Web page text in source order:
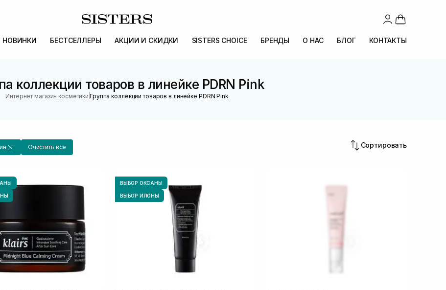
НОВИНКИ БЕСТСЕЛЛЕРЫ АКЦИИ И СКИДКИ SISTERS CHOICE БРЕНДЫ О НАС БЛОГ КОНТАКТЫ
коллекции товаров в линейке PDRN Pink
Интернет магазин косметики |Группа коллекции товаров в линейке PDRN Pink
Очистить все Сортировать
ВЫБОР ОКСАНЫ
ВЫБОР ИЛОНЫ